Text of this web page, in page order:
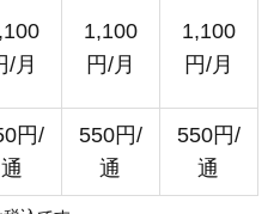
/月
1,100
円/月
1,100
円/月
円/
通
550円/
通
550円/
通